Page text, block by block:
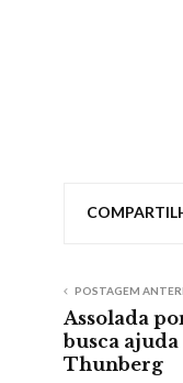
POSTAGEM
Assolada
busca
Thunberg